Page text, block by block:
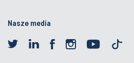
Nasze media